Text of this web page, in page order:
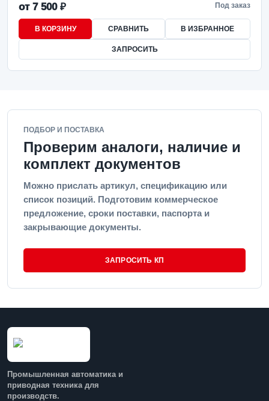
от 7 500 ₽ Под заказ
В КОРЗИНУ СРАВНИТЬ В ИЗБРАННОЕ
ЗАПРОСИТЬ
ПОДБОР И ПОСТАВКА
Проверим аналоги, наличие и
комплект документов
Можно прислать артикул, спецификацию или
список позиций. Подготовим коммерческое
предложение, сроки поставки, паспорта и
закрывающие документы.
ЗАПРОСИТЬ КП
Промышленная автоматика и
приводная техника для
производств.